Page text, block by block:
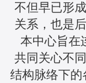
不但早已形
关系，也是
本中心旨在
共同关心不
结构脉络下